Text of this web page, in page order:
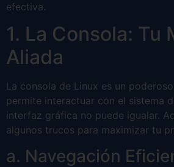
efectiva.
1. La Consola: Tu
Aliada
La consola de Linux es un
permite interactuar con el sistema
interfaz gráfica no puede igualar.
algunos trucos para maximizar tu
a. Navegación